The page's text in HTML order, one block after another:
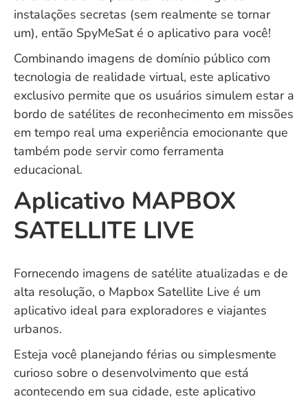
instalações secretas (sem realmente se tornar
um), então SpyMeSat é o aplicativo para você!
Combinando imagens de domínio público com
tecnologia de realidade virtual, este aplicativo
exclusivo permite que os usuários simulem estar a
bordo de satélites de reconhecimento em missões
em tempo real uma experiência emocionante que
também pode servir como ferramenta
educacional.
Aplicativo MAPBOX
SATELLITE LIVE
Fornecendo imagens de satélite atualizadas e de
alta resolução, o Mapbox Satellite Live é um
aplicativo ideal para exploradores e viajantes
urbanos.
Esteja você planejando férias ou simplesmente
curioso sobre o desenvolvimento que está
acontecendo em sua cidade, este aplicativo